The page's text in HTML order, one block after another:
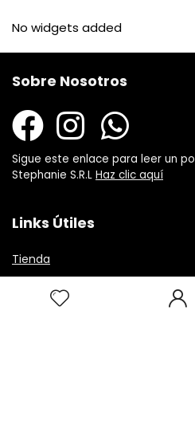
No widgets added
Sobre Nosotros
Sigue este enlace para leer un
Stephanie S.R.L Haz clic aquí
Links Útiles
Tienda
Carrito de compras
Favoritos